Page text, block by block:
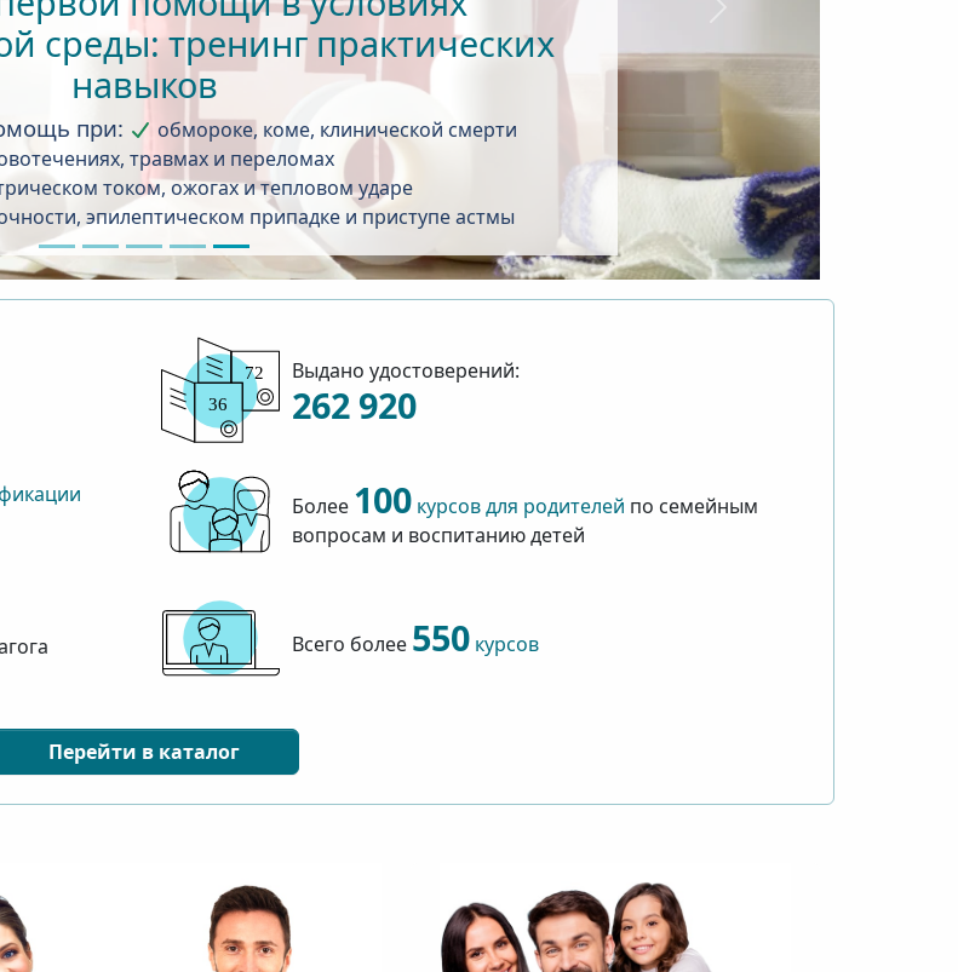
среды: тренинг практических
навыков
при:
обмороке, коме, клинической смерти
травмах и переломах
током, ожогах и тепловом ударе
эпилептическом припадке и приступе астмы
Выдано удостоверений:
262 920
Более 100 курсов для родителей по семейным
вопросам и воспитанию детей
Всего более 550 курсов
Перейти в каталог